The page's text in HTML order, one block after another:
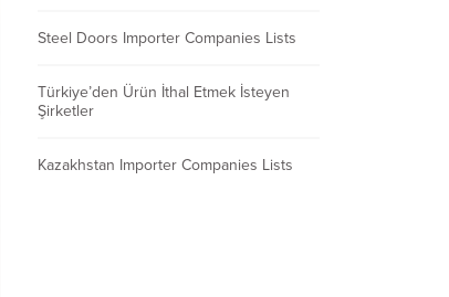
Steel Doors Importer Companies Lists
Türkiye’den Ürün İthal Etmek İsteyen
Şirketler
Kazakhstan Importer Companies Lists